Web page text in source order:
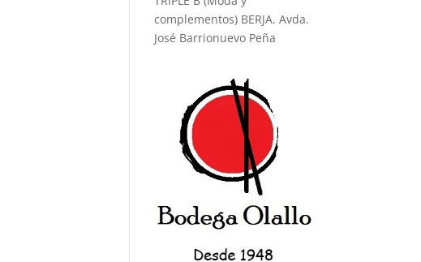
complementos) BERJA. Avda.
José Barrionuevo Peña